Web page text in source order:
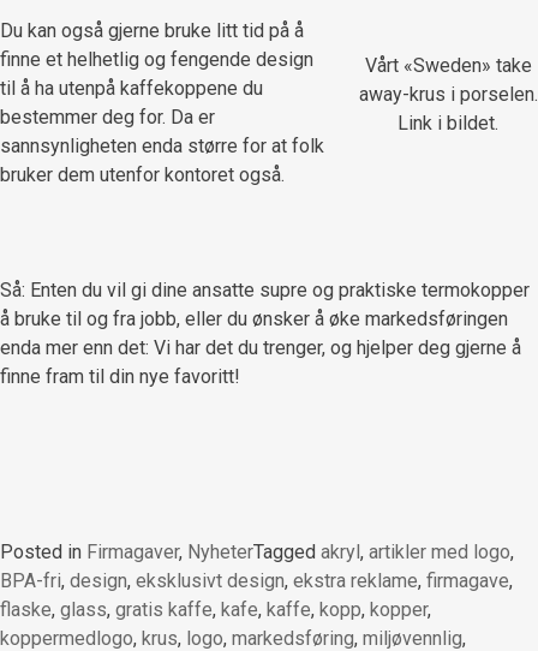
Vårt «Sweden» take
away-krus i porselen.
Link i bildet.
Du kan også gjerne bruke litt tid på å
finne et helhetlig og fengende design
til å ha utenpå kaffekoppene du
bestemmer deg for. Da er
sannsynligheten enda større for at folk
bruker dem utenfor kontoret også.
Så: Enten du vil gi dine ansatte supre og praktiske termokopper
å bruke til og fra jobb, eller du ønsker å øke markedsføringen
enda mer enn det: Vi har det du trenger, og hjelper deg gjerne å
finne fram til din nye favoritt!
Posted in Firmagaver, NyheterTagged akryl, artikler med logo,
BPA-fri, design, eksklusivt design, ekstra reklame, firmagave,
flaske, glass, gratis kaffe, kafe, kaffe, kopp, kopper,
koppermedlogo, krus, logo, markedsføring, miljøvennlig,